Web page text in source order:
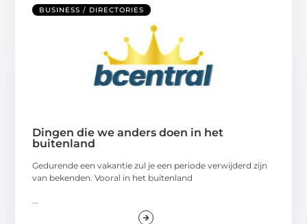
BUSINESS / DIRECTORIES
Dingen die we anders doen in het
buitenland
Gedurende een vakantie zul je een periode verwijderd zijn
van bekenden. Vooral in het buitenland